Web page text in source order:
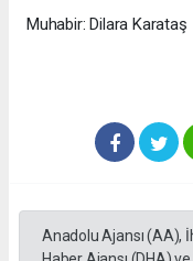
Muhabir: Dilara Karataş
Anadolu Ajansı (AA),